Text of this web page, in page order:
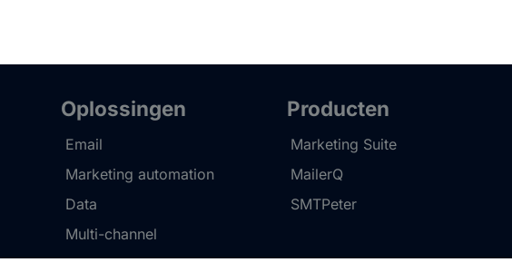
Oplossingen
Email
Marketing automation
Data
Multi-channel
Producten
Marketing Suite
MailerQ
SMTPeter